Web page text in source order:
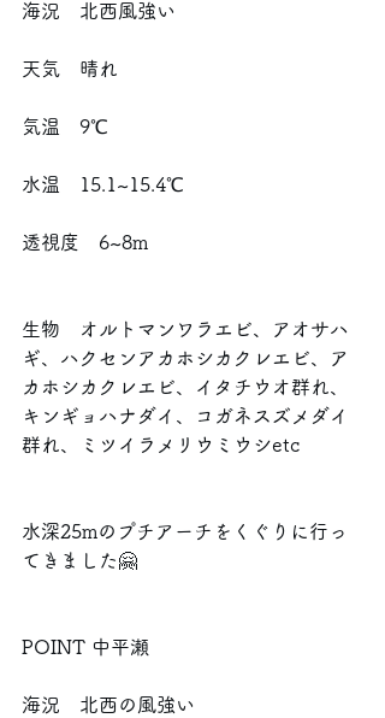
海況　北西風強い
天気　晴れ
気温　9℃
水温　15.1~15.4℃
透視度　6~8m
生物　オルトマンワラエビ、アオサハ
ギ、ハクセンアカホシカクレエビ、ア
カホシカクレエビ、イタチウオ群れ、
キンギョハナダイ、コガネスズメダイ
群れ、ミツイラメリウミウシetc
水深25mのプチアーチをくぐりに行っ
てきました🤗
POINT 中平瀬
海況　北西の風強い